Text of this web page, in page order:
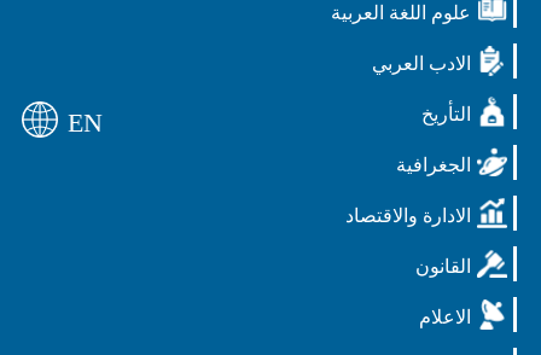
علوم اللغة العربية
الادب العربي
التأريخ
الجغرافية
الادارة والاقتصاد
القانون
الاعلام
EN